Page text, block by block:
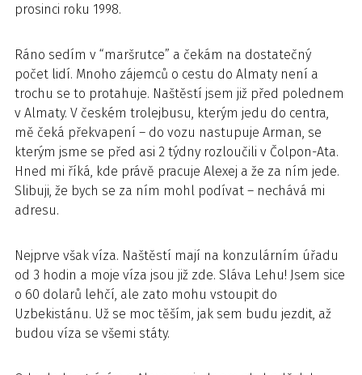
prosinci roku 1998.
Ráno sedím v “maršrutce” a čekám na dostatečný
počet lidí. Mnoho zájemců o cestu do Almaty není a
trochu se to protahuje. Naštěstí jsem již před polednem
v Almaty. V českém trolejbusu, kterým jedu do centra,
mě čeká překvapení – do vozu nastupuje Arman, se
kterým jsme se před asi 2 týdny rozloučili v Čolpon-Ata.
Hned mi říká, kde právě pracuje Alexej a že za ním jede.
Slibuji, že bych se za ním mohl podívat – nechává mi
adresu.
Nejprve však víza. Naštěstí mají na konzulárním úřadu
od 3 hodin a moje víza jsou již zde. Sláva Lehu! Jsem sice
o 60 dolarů lehčí, ale zato mohu vstoupit do
Uzbekistánu. Už se moc těším, jak sem budu jezdit, až
budou víza se všemi státy.